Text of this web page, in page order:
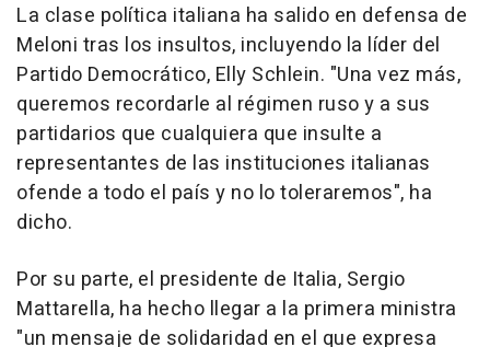
La clase política italiana ha salido en defensa de
Meloni tras los insultos, incluyendo la líder del
Partido Democrático, Elly Schlein. "Una vez más,
queremos recordarle al régimen ruso y a sus
partidarios que cualquiera que insulte a
representantes de las instituciones italianas
ofende a todo el país y no lo toleraremos", ha
dicho.
Por su parte, el presidente de Italia, Sergio
Mattarella, ha hecho llegar a la primera ministra
"un mensaje de solidaridad en el que expresa